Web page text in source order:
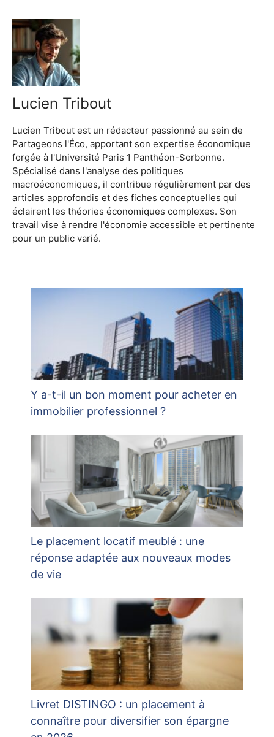
Lucien Tribout
Lucien Tribout est un rédacteur passionné au sein de
Partageons l'Éco, apportant son expertise économique
forgée à l'Université Paris 1 Panthéon-Sorbonne.
Spécialisé dans l'analyse des politiques
macroéconomiques, il contribue régulièrement par des
articles approfondis et des fiches conceptuelles qui
éclairent les théories économiques complexes. Son
travail vise à rendre l'économie accessible et pertinente
pour un public varié.
Y a-t-il un bon moment pour acheter en
immobilier professionnel ?
Le placement locatif meublé : une
réponse adaptée aux nouveaux modes
de vie
Livret DISTINGO : un placement à
connaître pour diversifier son épargne